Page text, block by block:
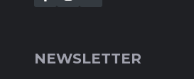
NEWSLETTER